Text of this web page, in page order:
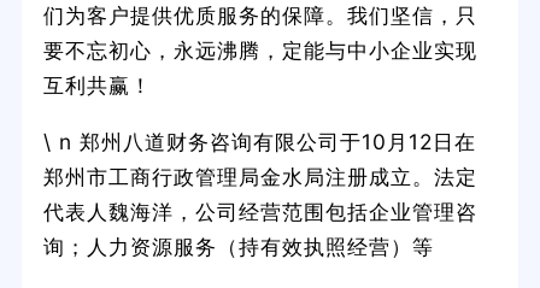
们为客户提供优质服务的保障。我们坚信，只
要不忘初心，永远沸腾，定能与中小企业实现
互利共赢！
\ n 郑州八道财务咨询有限公司于10月12日在
郑州市工商行政管理局金水局注册成立。法定
代表人魏海洋，公司经营范围包括企业管理咨
询；人力资源服务（持有效执照经营）等